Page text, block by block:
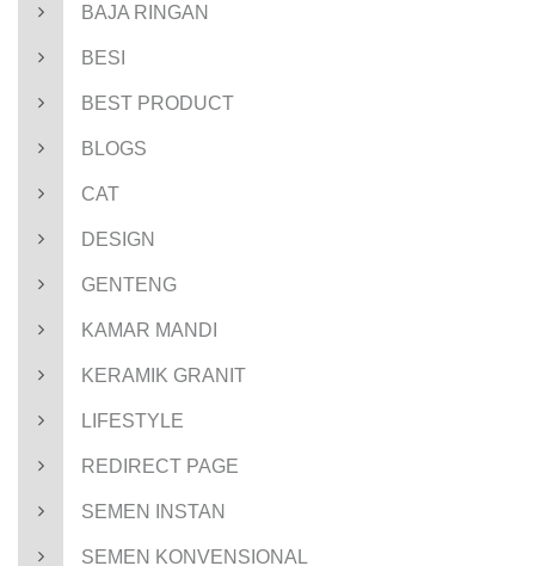
BAJA RINGAN
BESI
BEST PRODUCT
BLOGS
CAT
DESIGN
GENTENG
KAMAR MANDI
KERAMIK GRANIT
LIFESTYLE
REDIRECT PAGE
SEMEN INSTAN
SEMEN KONVENSIONAL